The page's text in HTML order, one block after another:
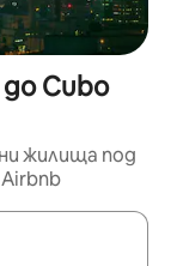
Cubo
жилища под